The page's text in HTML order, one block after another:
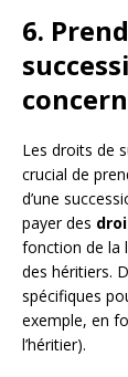
6.
Les droits de
crucial de
d’une
payer des
fonction de la
des héritiers.
spécifiques
exemple, en
l’héritier).